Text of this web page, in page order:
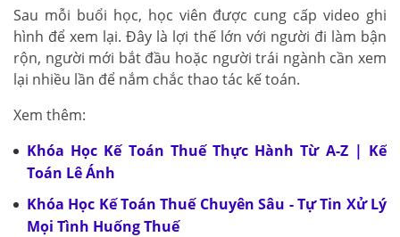
Sau mỗi buổi học, học viên được cung cấp video ghi
hình để xem lại. Đây là lợi thế lớn với người đi làm bận
rộn, người mới bắt đầu hoặc người trái ngành cần xem
lại nhiều lần để nắm chắc thao tác kế toán.
Xem thêm:
Khóa Học Kế Toán Thuế Thực Hành Từ A-Z | Kế
Toán Lê Ánh
Khóa Học Kế Toán Thuế Chuyên Sâu - Tự Tin Xử Lý
Mọi Tình Huống Thuế